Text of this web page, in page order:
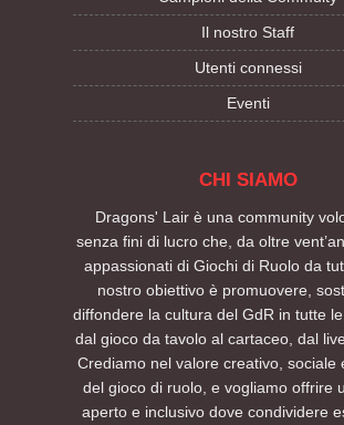
Il nostro Staff
Utenti connessi
Eventi
CHI SIAMO
Dragons' Lair è una community
senza fini di lucro che, da oltre
appassionati di Giochi di Ruolo da
nostro obiettivo è promuovere,
diffondere la cultura del GdR in tutte
dal gioco da tavolo al cartaceo, dal
Crediamo nel valore creativo, sociale
del gioco di ruolo, e vogliamo offrire
aperto e inclusivo dove condividere